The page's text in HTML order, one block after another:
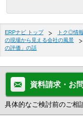
ERPナビ トップ トク◎情報
の現場から見える会社の風景
の評価」の話
資料請求・お
具体的なご検討前のご相